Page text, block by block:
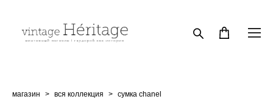
магазин > вся коллекция > сумка chanel